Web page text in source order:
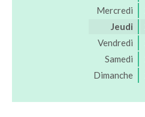
Mercredi
Jeudi
Vendredi
Samedi
Dimanche